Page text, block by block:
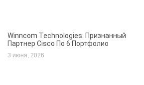
Winncom Technologies: Признанный
Партнер Cisco По 6 Портфолио
3 июня, 2026